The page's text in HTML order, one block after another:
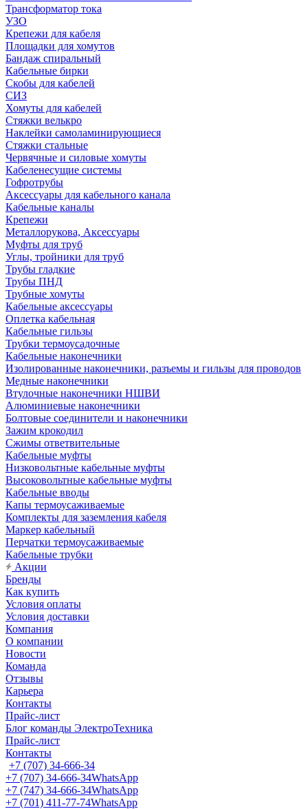
Трансформатор тока
УЗО
Крепежи для кабеля
Площадки для хомутов
Бандаж спиральный
Кабельные бирки
Cкобы для кабелей
СИЗ
Хомуты для кабелей
Стяжки велькро
Наклейки самоламинирующиеся
Стяжки стальные
Червячные и силовые хомуты
Кабеленесущие системы
Гофротрубы
Аксессуары для кабельного канала
Кабельные каналы
Крепежи
Металлорукова, Аксессуары
Муфты для труб
Углы, тройники для труб
Трубы гладкие
Трубы ПНД
Трубные хомуты
Кабельные аксессуары
Оплетка кабельная
Кабельные гильзы
Трубки термоусадочные
Кабельные наконечники
Изолированные наконечники, разъемы и гильзы для проводов
Медные наконечники
Втулочные наконечники НШВИ
Алюминиевые наконечники
Болтовые соединители и наконечники
Зажим крокодил
Сжимы ответвительные
Кабельные муфты
Низковольтные кабельные муфты
Высоковольтные кабельные муфты
Кабельные вводы
Капы термоусаживаемые
Комплекты для заземления кабеля
Маркер кабельный
Перчатки термоусаживаемые
Кабельные трубки
Акции
Бренды
Как купить
Условия оплаты
Условия доставки
Компания
О компании
Новости
Команда
Отзывы
Карьера
Контакты
Прайс-лист
Блог команды ЭлектроТехника
Прайс-лист
Контакты
+7 (707) 34-666-34
+7 (707) 34-666-34WhatsApp
+7 (747) 34-666-34WhatsApp
+7 (701) 411-77-74WhatsApp